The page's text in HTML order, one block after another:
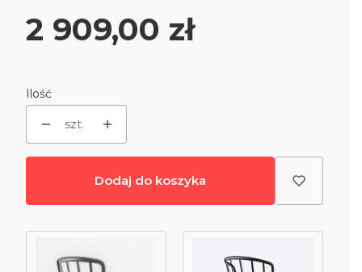
Cena
2 909,00 zł
Ilość
szt.
Dodaj do koszyka